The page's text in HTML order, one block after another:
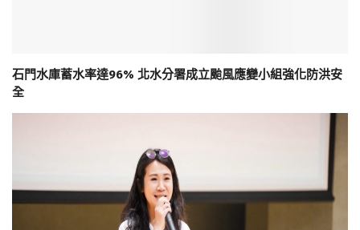
石門水庫蓄水率達96% 北水分署成立颱風應變小組強化防洪安
全